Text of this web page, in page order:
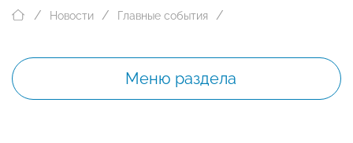
Новости Главные события
Меню раздела